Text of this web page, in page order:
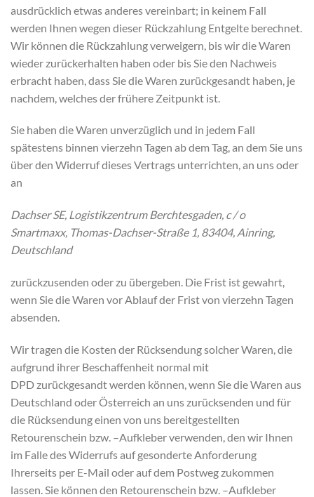
ausdrücklich etwas anderes vereinbart; in keinem Fall
werden Ihnen wegen dieser Rückzahlung Entgelte berechnet.
Wir können die Rückzahlung verweigern, bis wir die Waren
wieder zurückerhalten haben oder bis Sie den Nachweis
erbracht haben, dass Sie die Waren zurückgesandt haben, je
nachdem, welches der frühere Zeitpunkt ist.
Sie haben die Waren unverzüglich und in jedem Fall
spätestens binnen vierzehn Tagen ab dem Tag, an dem Sie uns
über den Widerruf dieses Vertrags unterrichten, an uns oder
an
Dachser SE, Logistikzentrum Berchtesgaden, c / o
Smartmaxx, Thomas-Dachser-Straße 1, 83404, Ainring,
Deutschland
zurückzusenden oder zu übergeben. Die Frist ist gewahrt,
wenn Sie die Waren vor Ablauf der Frist von vierzehn Tagen
absenden.
Wir tragen die Kosten der Rücksendung solcher Waren, die
aufgrund ihrer Beschaffenheit normal mit
DPD zurückgesandt werden können, wenn Sie die Waren aus
Deutschland oder Österreich an uns zurücksenden und für
die Rücksendung einen von uns bereitgestellten
Retourenschein bzw. –Aufkleber verwenden, den wir Ihnen
im Falle des Widerrufs auf gesonderte Anforderung
Ihrerseits per E-Mail oder auf dem Postweg zukommen
lassen. Sie können den Retourenschein bzw. –Aufkleber